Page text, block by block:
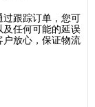
跟踪订单，您可
及任何可能的延误
放心，保证物流